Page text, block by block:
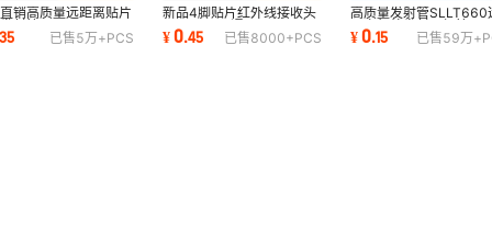
销高质量远距离贴片
发射管
35 已售5万+PCS
新品4脚贴片红外线接收头
SLTP463S通用38KHz红
外遥控高灵敏度
¥0.45 已售8000+PCS
高质量发射管SLLT660
距离红外发射二极管
940nmF3mm圆头发射
¥0.15 已售59万+